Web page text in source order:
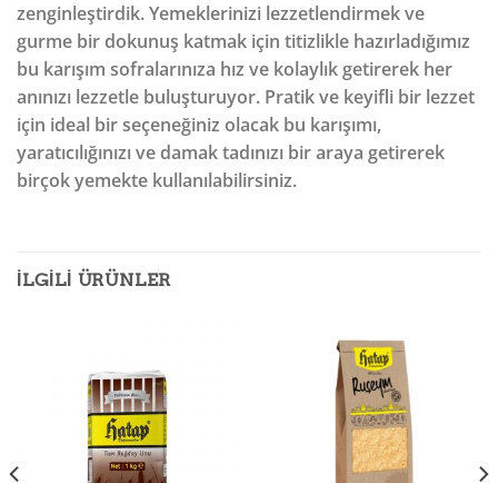
zenginleştirdik. Yemeklerinizi lezzetlendirmek ve
gurme bir dokunuş katmak için titizlikle hazırladığımız
bu karışım sofralarınıza hız ve kolaylık getirerek her
anınızı lezzetle buluşturuyor. Pratik ve keyifli bir lezzet
için ideal bir seçeneğiniz olacak bu karışımı,
yaratıcılığınızı ve damak tadınızı bir araya getirerek
birçok yemekte kullanılabilirsiniz.
İLGILI ÜRÜNLER